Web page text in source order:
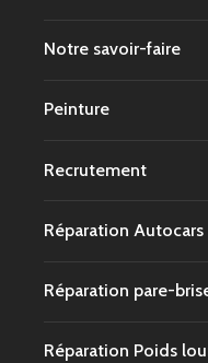
Notre savoir-faire
Peinture
Recrutement
Réparation
Réparation pare-
Réparation Poids